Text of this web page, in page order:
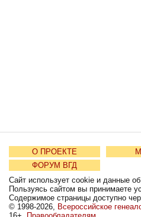
О ПРОЕКТЕ
ФОРУМ ВГД
Сайт использует cookie и данные
Пользуясь сайтом вы принимаете
Содержимое страницы доступно
© 1998-2026, Всероссийское